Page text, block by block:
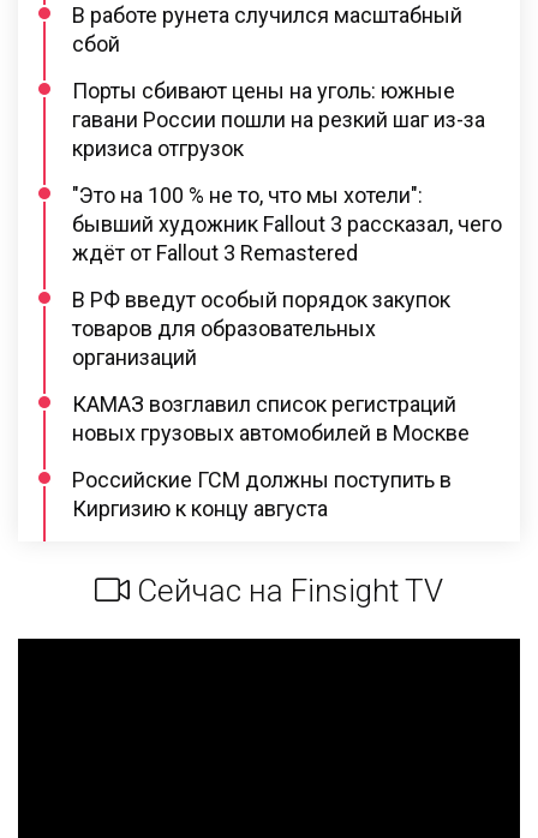
В работе рунета случился масштабный
сбой
Порты сбивают цены на уголь: южные
гавани России пошли на резкий шаг из-за
кризиса отгрузок
"Это на 100 % не то, что мы хотели":
бывший художник Fallout 3 рассказал, чего
ждёт от Fallout 3 Remastered
В РФ введут особый порядок закупок
товаров для образовательных
организаций
КАМАЗ возглавил список регистраций
новых грузовых автомобилей в Москве
Российские ГСМ должны поступить в
Киргизию к концу августа
Сейчас на Finsight TV